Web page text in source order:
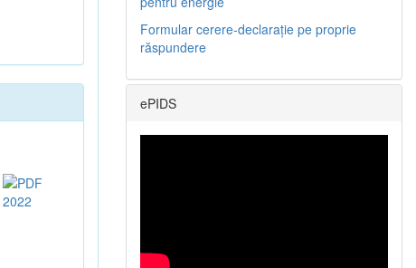
2022
Formular cerere-declarație pe proprie
răspundere
ePIDS